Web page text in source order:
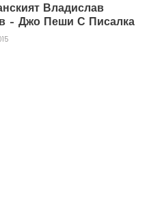
Владислав
– Джо Пеши С Писалка